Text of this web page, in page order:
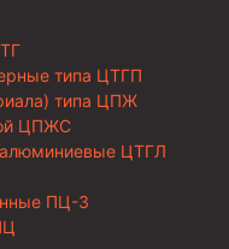
типа ЦТГП
типа ЦПЖ
ЦПЖС
алюминиевые ЦТГЛ
ПЦ-3